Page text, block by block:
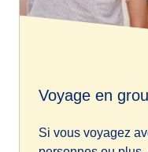
Voyage en
Si vous voyagez